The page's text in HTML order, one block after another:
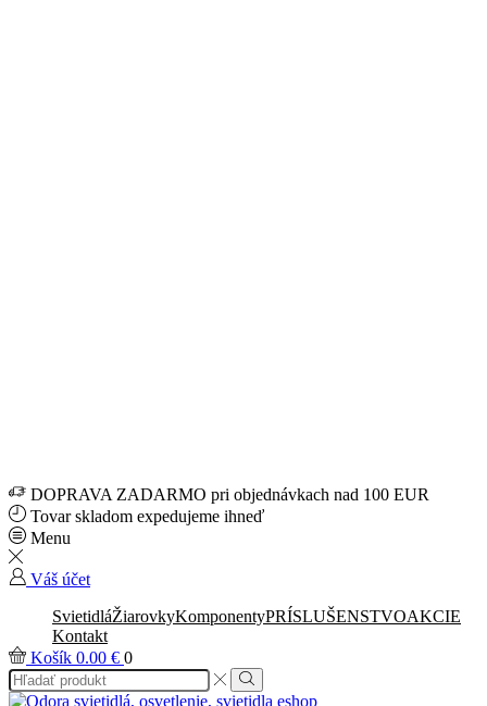
DOPRAVA ZADARMO pri objednávkach nad 100 EUR
Tovar skladom expedujeme ihneď
Menu
Váš účet
SvietidláŽiarovkyKomponentyPRÍSLUŠENSTVOAKCIE
Kontakt
Košík 0.00 € 0
Search
input
Search